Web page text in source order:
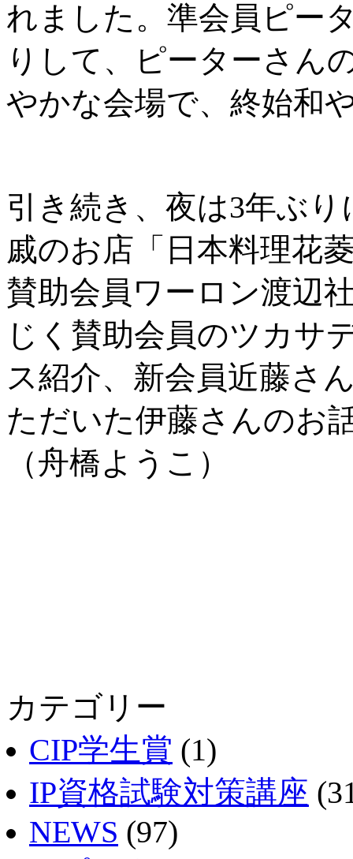
れました。準会員ピー
りして、ピーターさん
やかな会場で、終始和
引き続き、夜は3年ぶ
戚のお店「日本料理花
賛助会員ワーロン渡辺
じく賛助会員のツカサ
ス紹介、新会員近藤さ
ただいた伊藤さんのお
（舟橋ようこ）
カテゴリー
CIP学生賞 (1)
IP資格試験対策講座
NEWS (97)